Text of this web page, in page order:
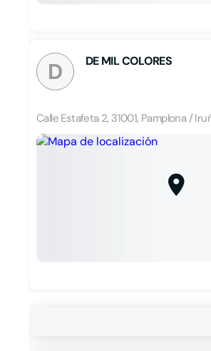
D DE MIL COLORES
Calle Estafeta 2, 31001, Pamplona /